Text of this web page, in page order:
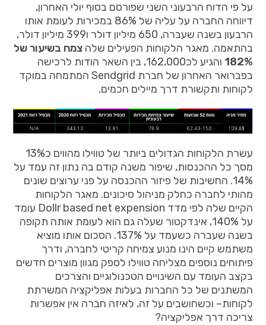
על פי הדוח הרבעוני השני שפורסם בסוף יולי האחרון,
דיווחה החברה על עליה של במכירות לעומת אותו
הרבעון בשנה שעברה, 650 מיליון דולר ו399 מיליון דולר,
בהתאמה. מאגר הלקוחות הפעילים שלה צמח בשיעור של
182% והגיע לכ162,000, בין השאר הודות לרכישה
בפברואר האחרון של חברת המתמחה במוקד
לקוחות ותקשורת דרך מיילים חכמים.
עשרת הלקוחות הגדולים ביותר של טווילו מהווים כ13%
מסך כל ההכנסות, שיפור משנה קודם בה נתון זה עמד על
14%. החשיבות של פיזור ההכנסה על פני ערוצים שונים
מהותי לחברה כחלק מניהול סיכונים. מאגר הלקוחות
הקיים שלה לפי מדד
עומד
על
אינדקטור שעלה גם הוא לעומת אותה תקופה
בשנה שעברה כשעמד על הסכום אותו מוציא
משתמש קיים הינו מנוע צמיחה קריטי לחברה, ודרך
פיתוחים נוספים מצליחה טווילו לספק מגוון מוצרים חדשים
בקצב העומד עם השינויים הטכנולוגיים והצרכים
המשתנים של כל החברות בעלות אפליקציה המשרתת
לקוחות– וכשחושבים על זה, לאיזה חברה אין אפשרות
צריכה דרך אפליקציה?